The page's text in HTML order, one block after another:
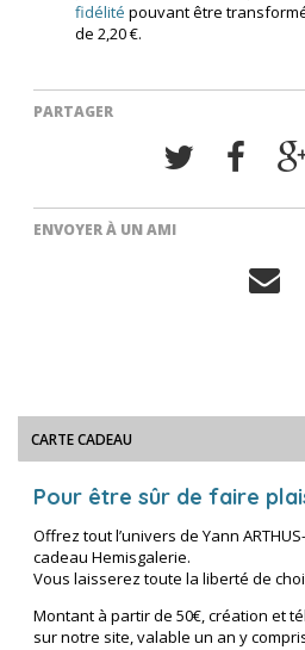
fidélité pouvant être
de 2,20 €.
PARTAGER
ENVOYER À UN AMI
CARTE CADEAU
Pour être sûr de faire
Offrez tout l’univers de Yann
cadeau Hemisgalerie.
Vous laisserez toute la liberté de
Montant à partir de 50€, création et
sur notre site, valable un an y